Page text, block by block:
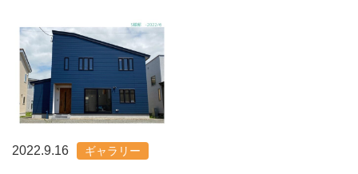
2022.9.16 ギャラリー